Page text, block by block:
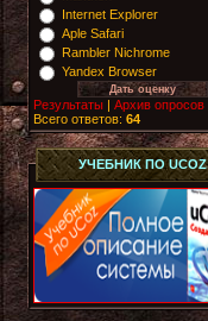
Internet Explorer
Aple Safari
Rambler Nichrome
Yandex Browser
Результаты
Архив опросов
Всего ответов: 64
УЧЕБНИК ПО UCOZ